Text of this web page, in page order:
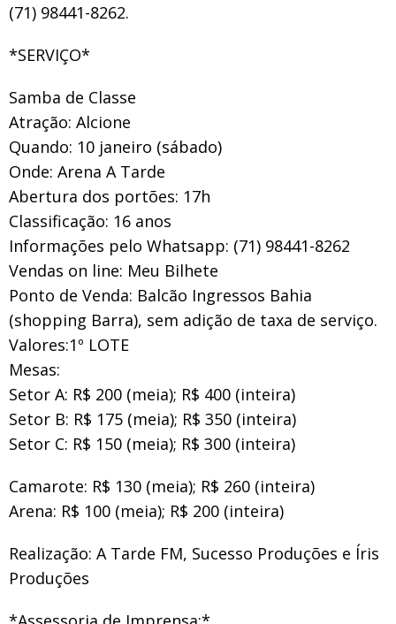
(71) 98441-8262.
*SERVIÇO*
Samba de Classe
Atração: Alcione
Quando: 10 janeiro (sábado)
Onde: Arena A Tarde
Abertura dos portões: 17h
Classificação: 16 anos
Informações pelo Whatsapp: (71) 98441-8262
Vendas on line: Meu Bilhete
Ponto de Venda: Balcão Ingressos Bahia
(shopping Barra), sem adição de taxa de serviço.
Valores:1º LOTE
Mesas:
Setor A: R$ 200 (meia); R$ 400 (inteira)
Setor B: R$ 175 (meia); R$ 350 (inteira)
Setor C: R$ 150 (meia); R$ 300 (inteira)
Camarote: R$ 130 (meia); R$ 260 (inteira)
Arena: R$ 100 (meia); R$ 200 (inteira)
Realização: A Tarde FM, Sucesso Produções e Íris
Produções